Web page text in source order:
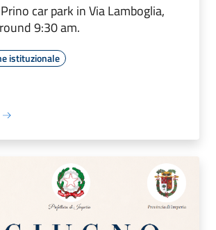
car park in Via Lamboglia,
9:30 am.
istituzionale